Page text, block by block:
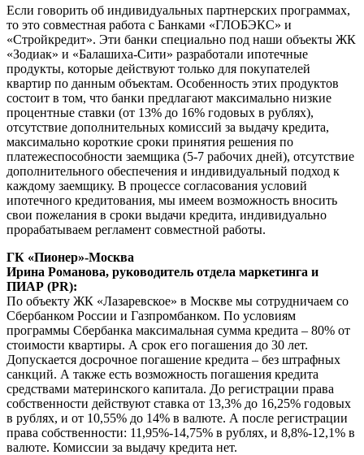
Если говорить об индивидуальных партнерских программах,
то это совместная работа с Банками «ГЛОБЭКС» и
«Стройкредит». Эти банки специально под наши объекты ЖК
«Зодиак» и «Балашиха-Сити» разработали ипотечные
продукты, которые действуют только для покупателей
квартир по данным объектам. Особенность этих продуктов
состоит в том, что банки предлагают максимально низкие
процентные ставки (от 13% до 16% годовых в рублях),
отсутствие дополнительных комиссий за выдачу кредита,
максимально короткие сроки принятия решения по
платежеспособности заемщика (5-7 рабочих дней), отсутствие
дополнительного обеспечения и индивидуальный подход к
каждому заемщику. В процессе согласования условий
ипотечного кредитования, мы имеем возможность вносить
свои пожелания в сроки выдачи кредита, индивидуально
прорабатываем регламент совместной работы.
ГК «Пионер»-Москва
Ирина Романова, руководитель отдела маркетинга и
ПИАР (PR):
По объекту ЖК «Лазаревское» в Москве мы сотрудничаем со
Сбербанком России и Газпромбанком. По условиям
программы Сбербанка максимальная сумма кредита – 80% от
стоимости квартиры. А срок его погашения до 30 лет.
Допускается досрочное погашение кредита – без штрафных
санкций. А также есть возможность погашения кредита
средствами материнского капитала. До регистрации права
собственности действуют ставка от 13,3% до 16,25% годовых
в рублях, и от 10,55% до 14% в валюте. А после регистрации
права собственности: 11,95%-14,75% в рублях, и 8,8%-12,1% в
валюте. Комиссии за выдачу кредита нет.